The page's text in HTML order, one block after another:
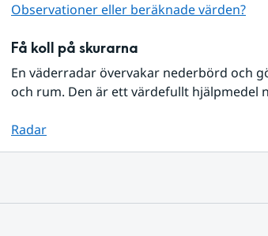
Observationer eller beräknade värden?
Få koll på skurarna
En väderradar övervakar nederbörd och
och rum. Den är ett värdefullt hjälpmedel
Radar